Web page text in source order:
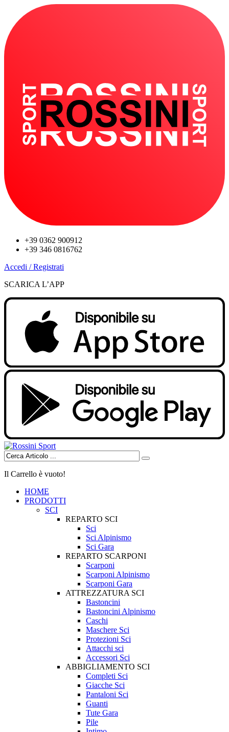
+39 0362 900912
+39 346 0816762
Accedi / Registrati
SCARICA L’APP
Il Carrello è vuoto!
HOME
PRODOTTI
SCI
REPARTO SCI
Sci
Sci Alpinismo
Sci Gara
REPARTO SCARPONI
Scarponi
Scarponi Alpinismo
Scarponi Gara
ATTREZZATURA SCI
Bastoncini
Bastoncini Alpinismo
Caschi
Maschere Sci
Protezioni Sci
Attacchi sci
Accessori Sci
ABBIGLIAMENTO SCI
Completi Sci
Giacche Sci
Pantaloni Sci
Guanti
Tute Gara
Pile